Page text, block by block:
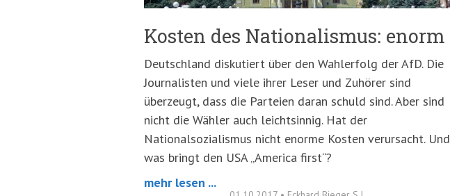
Kosten des Nationalismus: enorm
Deutschland diskutiert über den Wahlerfolg der AfD. Die
Journalisten und viele ihrer Leser und Zuhörer sind
überzeugt, dass die Parteien daran schuld sind. Aber sind
nicht die Wähler auch leichtsinnig. Hat der
Nationalsozialismus nicht enorme Kosten verursacht. Und
was bringt den USA „America first“?
mehr lesen ...